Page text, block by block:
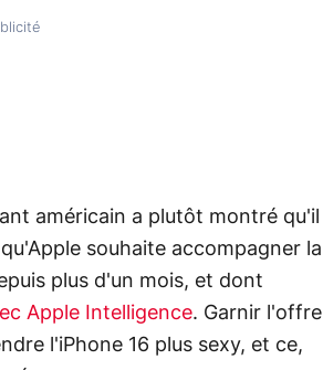
américain a plutôt montré qu'il
souhaite accompagner la
plus d'un mois, et dont
Apple Intelligence. Garnir l'offre
l'iPhone 16 plus sexy, et ce,